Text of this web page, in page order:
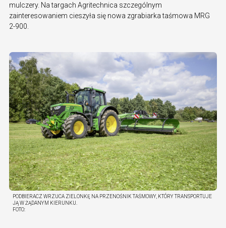
mulczery. Na targach Agritechnica szczególnym
zainteresowaniem cieszyła się nowa zgrabiarka taśmowa MRG
2-900.
PODBIERACZ WRZUCA ZIELONKĘ NA PRZENOŚNIK TAŚMOWY, KTÓRY TRANSPORTUJE
JĄ W ŻĄDANYM KIERUNKU.
FOTO: